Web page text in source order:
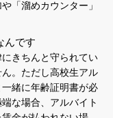
「溜めカウンター」
んです
きちんと守られてい
。ただし高校生アル
緒に年齢証明書が必
な場合、アルバイト